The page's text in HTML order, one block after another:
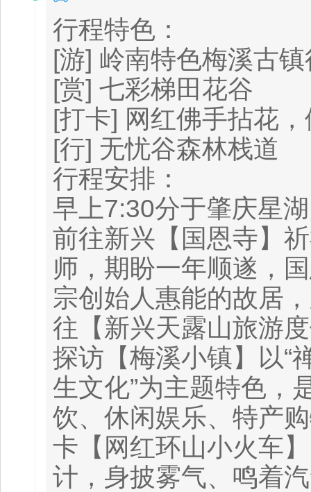
行程特色：
[游] 岭南特色梅溪古
[赏] 七彩梯田花谷
[打卡] 网红佛手拈花
[行] 无忧谷森林栈道
行程安排：
早上7:30分于肇庆星
前往新兴【国恩寺】
师，期盼一年顺遂，
宗创始人惠能的故居
往【新兴天露山旅游
探访【梅溪小镇】以“
生文化”为主题特色，
饮、休闲娱乐、特产
卡【网红环山小火车
计，身披雾气、鸣着